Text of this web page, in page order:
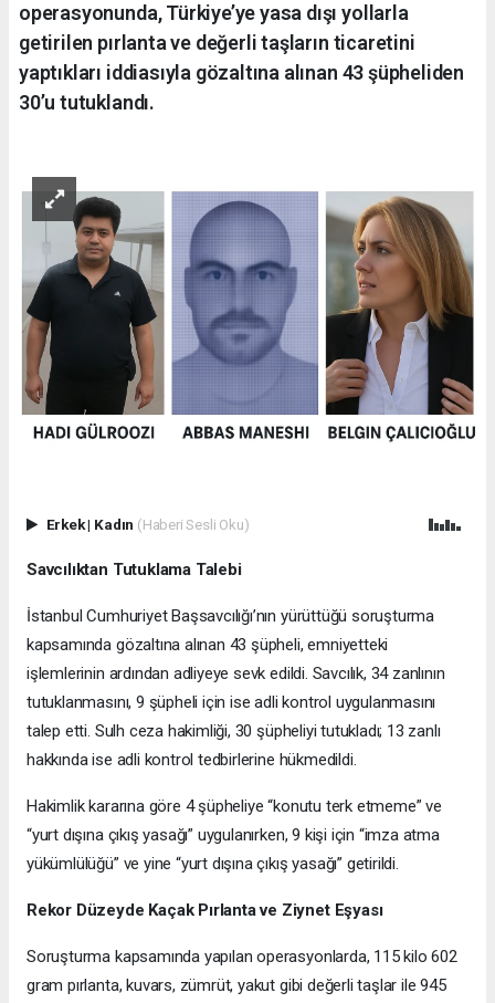
operasyonunda, Türkiye’ye yasa dışı yollarla
getirilen pırlanta ve değerli taşların ticaretini
yaptıkları iddiasıyla gözaltına alınan 43 şüpheliden
30’u tutuklandı.
Erkek| Kadın (Haberi Sesli Oku)
Savcılıktan Tutuklama Talebi
İstanbul Cumhuriyet Başsavcılığı’nın yürüttüğü soruşturma
kapsamında gözaltına alınan 43 şüpheli, emniyetteki
işlemlerinin ardından adliyeye sevk edildi. Savcılık, 34 zanlının
tutuklanmasını, 9 şüpheli için ise adli kontrol uygulanmasını
talep etti. Sulh ceza hakimliği, 30 şüpheliyi tutukladı; 13 zanlı
hakkında ise adli kontrol tedbirlerine hükmedildi.
Hakimlik kararına göre 4 şüpheliye “konutu terk etmeme” ve
“yurt dışına çıkış yasağı” uygulanırken, 9 kişi için “imza atma
yükümlülüğü” ve yine “yurt dışına çıkış yasağı” getirildi.
Rekor Düzeyde Kaçak Pırlanta ve Ziynet Eşyası
Soruşturma kapsamında yapılan operasyonlarda, 115 kilo 602
gram pırlanta, kuvars, zümrüt, yakut gibi değerli taşlar ile 945